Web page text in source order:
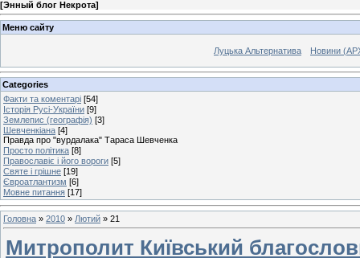
[Энный блог Некрота]
Меню сайту
Луцька Альтернатива Новини
Categories
Факти та коментарі [54]
Історія Русі-України [9]
Землепис (географія) [3]
Шевченкіана [4]
Правда про "вурдалака" Тараса Шевченка
Просто політика [8]
Православіє і його вороги [5]
Святе і грішне [19]
Євроатлантизм [6]
Мовне питання [17]
Головна » 2010 » Лютий » 21
Митрополит Київський